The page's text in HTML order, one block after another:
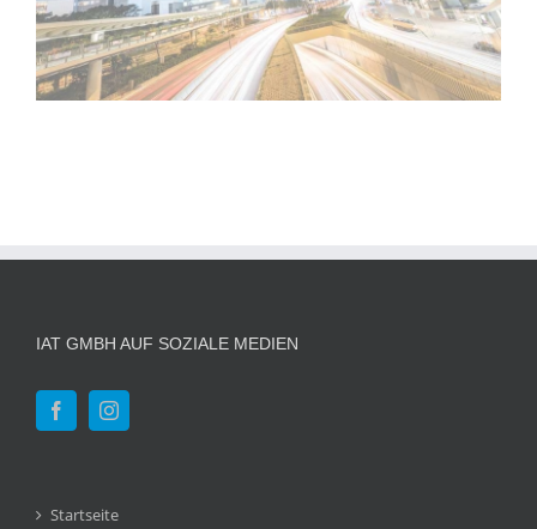
IAT GMBH AUF SOZIALE MEDIEN
Startseite